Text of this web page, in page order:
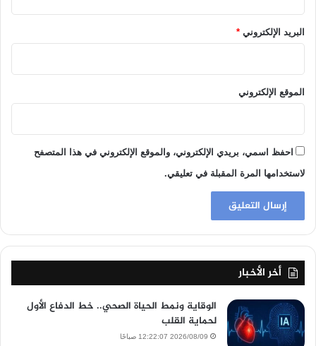
البريد الإلكتروني *
الموقع الإلكتروني
احفظ اسمي، بريدي الإلكتروني، والموقع الإلكتروني في هذا المتصفح
لاستخدامها المرة المقبلة في تعليقي.
أخر الأخبار
الوقاية ونمط الحياة الصحي.. خط الدفاع الأول
لحماية القلب
2026/08/09 12:22:07 صباحًا